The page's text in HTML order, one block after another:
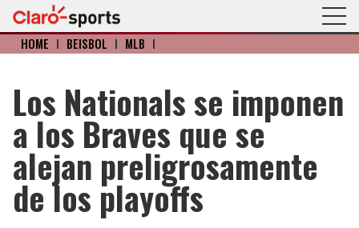
HOME I BÉISBOL I MLB I
Los Nationals se imponen
a los Braves que se
alejan preligrosamente
de los playoffs